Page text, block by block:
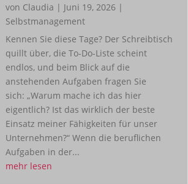
von Claudia | Juni 19, 2026|
Selbstmanagement
Kennen Sie diese Tage? Der Schreibtisch
quillt über, die To-Do-Liste scheint
endlos, und beim Blick auf die
anstehenden Aufgaben fragen Sie
sich: „Warum mache ich das hier
eigentlich? Ist das wirklich der beste
Einsatz meiner Fähigkeiten für unser
Unternehmen?“ Wenn die beruflichen
Aufgaben in der...
mehr lesen